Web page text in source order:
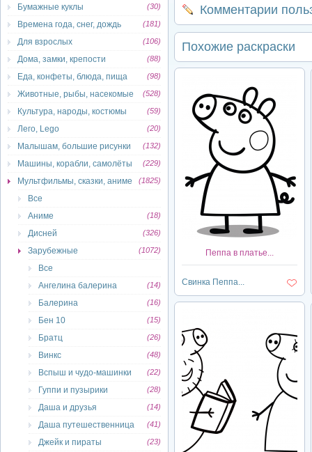
Бумажные куклы (30)
Времена года, снег, дождь (181)
Для взрослых (106)
Дома, замки, крепости (88)
Еда, конфеты, блюда, пища (98)
Животные, рыбы, насекомые (528)
Культура, народы, костюмы (59)
Лего, Lego (20)
Малышам, большие рисунки (132)
Машины, корабли, самолёты (229)
Мультфильмы, сказки, аниме (1825)
Все
Аниме
(18)
Дисней (326)
Зарубежные (1072)
Все
Ангелина балерина
(14)
Балерина (16)
Бен 10 (15)
Братц (26)
Винкс (48)
Вспыш и чудо-машинки (22)
Гуппи и пузырики (28)
Даша и друзья (14)
Даша путешественница (41)
Джейк и пираты (23)
Комментарии
Похожие раскраски
Пеппа в платье...
Свинка Пеппа...